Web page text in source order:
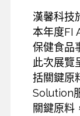
漢馨科技
本年度FI
保健食品
此次展覽
括關鍵原
Solution
關鍵原料